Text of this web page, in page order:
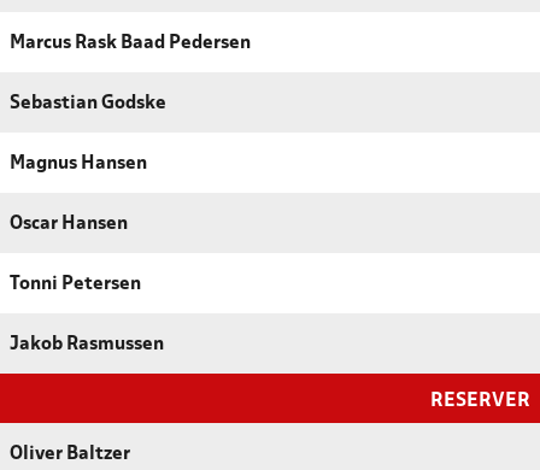
Marcus Rask Baad Pedersen
Sebastian Godske
Magnus Hansen
Oscar Hansen
Tonni Petersen
Jakob Rasmussen
RESERVER
Oliver Baltzer